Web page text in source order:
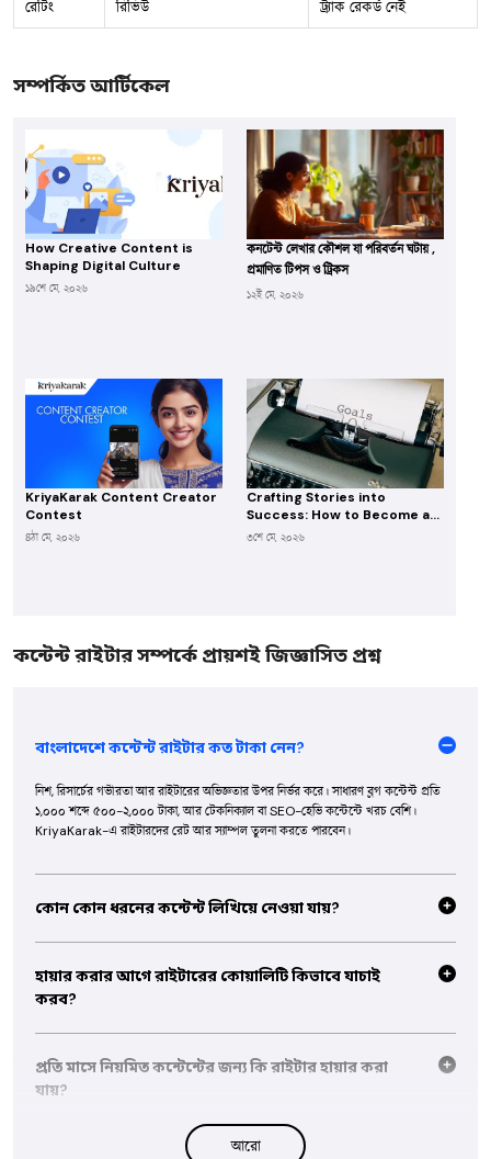
রেটিং
রিভিউ
ট্র্যাক রেকর্ড নেই
সম্পর্কিত আর্টিকেল
How Creative Content is
Shaping Digital Culture
১৯শে মে, ২০২৬
কনটেন্ট লেখার কৌশল যা পরিবর্তন ঘটায় ,
প্রমাণিত টিপস ও ট্রিকস
১২ই মে, ২০২৬
KriyaKarak Content Creator
Contest
৪ঠা মে, ২০২৬
Crafting Stories into
Success: How to Become a
Scriptwriter and Get Hired
৩শে মে, ২০২৬
কন্টেন্ট রাইটার সম্পর্কে প্রায়শই জিজ্ঞাসিত প্রশ্ন
বাংলাদেশে কন্টেন্ট রাইটার কত টাকা নেন?
নিশ, রিসার্চের গভীরতা আর রাইটারের অভিজ্ঞতার উপর নির্ভর করে। সাধারণ ব্লগ কন্টেন্ট প্রতি
১,০০০ শব্দে ৫০০-২,০০০ টাকা, আর টেকনিক্যাল বা SEO-হেভি কন্টেন্টে খরচ বেশি।
KriyaKarak-এ রাইটারদের রেট আর স্যাম্পল তুলনা করতে পারবেন।
কোন কোন ধরনের কন্টেন্ট লিখিয়ে নেওয়া যায়?
ক্যাপশন আর ইমেইল নিউজলেটার। আগে থেকে কথা বললে অনেক রাইটার কিওয়ার্ড রিসার্চ আর
মেটা ডেসক্রিপশনও দিয়ে দেন।
হায়ার করার আগে রাইটারের কোয়ালিটি কিভাবে যাচাই
করব?
ছোট একটা পেইড টেস্ট রাইটিং করিয়ে নিন। KriyaKarak ভেরিফাইড প্রোফাইলগুলো
কোয়ালিটি রিভিউ পাস করা।
প্রতি মাসে নিয়মিত কন্টেন্টের জন্য কি রাইটার হায়ার করা
যায়?
হ্যাঁ, ওয়ান-টাইম আর্টিকেল আর মান্থলি রিটেইনার দুটোই কমন। নিয়মিত কাজের ক্ষেত্রে আর্টিকেল
সংখ্যা, শব্দসংখ্যা, রিভিশন রাউন্ড আর ডেলিভারি শিডিউল বুকিংয়ের আগে ঠিক করে নিন।
আরো